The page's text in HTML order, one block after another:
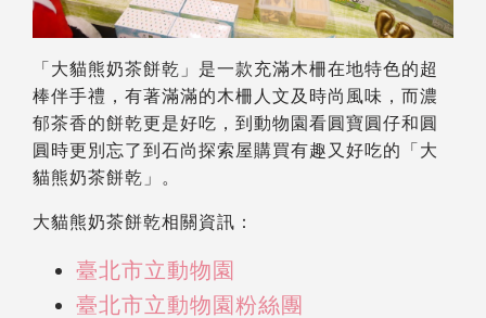
「大貓熊奶茶餅乾」是一款充滿木柵在地特色的超
棒伴手禮，有著滿滿的木柵人文及時尚風味，而濃
郁茶香的餅乾更是好吃，到動物園看圓寶圓仔和圓
圓時更別忘了到石尚探索屋購買有趣又好吃的「大
貓熊奶茶餅乾」。
大貓熊奶茶餅乾相關資訊：
臺北市立動物園
臺北市立動物園粉絲團